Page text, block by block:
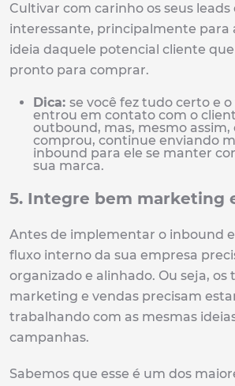
Cultivar com carinho os seus leads
interessante, principalmente para
ideia daquele potencial cliente
pronto para comprar.
Dica: se você fez tudo certo e
entrou em contato com o
outbound, mas, mesmo assim,
comprou, continue enviando
inbound para ele se manter
sua marca.
5. Integre bem marketing
Antes de implementar o inbound
fluxo interno da sua empresa
organizado e alinhado. Ou seja, os
marketing e vendas precisam
trabalhando com as mesmas
campanhas.
Sabemos que esse é um dos